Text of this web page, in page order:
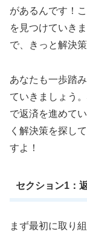
があるんです！
を見つけていき
で、きっと解決
あなたも一歩踏
ていきましょう
で返済を進めて
く解決策を探し
すよ！
セクション1：
まず最初に取り